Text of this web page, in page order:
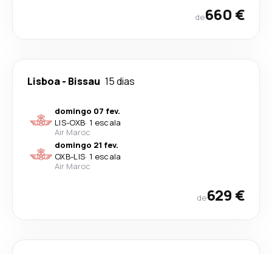
de660 €
Lisboa- Bissau 15 dias
domingo 07 fev.
LIS-OXB· 1 escala
Air Maroc
domingo 21 fev.
OXB-LIS· 1 escala
Air Maroc
de629 €